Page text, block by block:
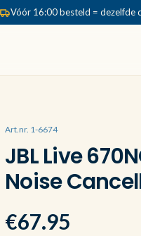
Vóór 16:00 besteld = dezelfde
Art.nr. 1-6674
JBL Live
Noise
€67.95